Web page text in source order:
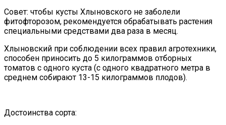
Совет: чтобы кусты Хлыновского не заболели
фитофторозом, рекомендуется обрабатывать растения
специальными средствами два раза в месяц.
Хлыновский при соблюдении всех правил агротехники,
способен приносить до 5 килограммов отборных
томатов с одного куста (с одного квадратного метра в
среднем собирают 13-15 килограммов плодов).
Достоинства сорта: